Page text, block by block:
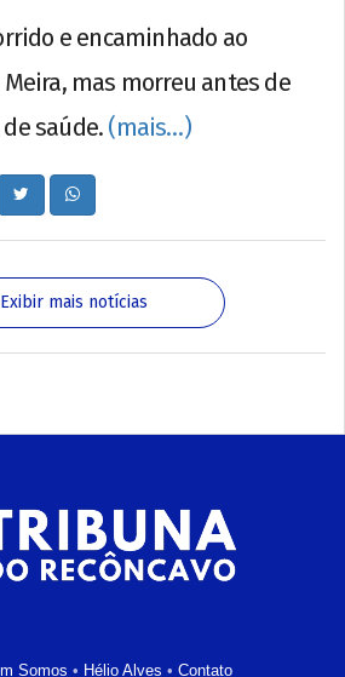
e encaminhado ao
mas morreu antes de
saúde. (mais…)
Exibir mais notícias
Somos • Hélio Alves • Contato